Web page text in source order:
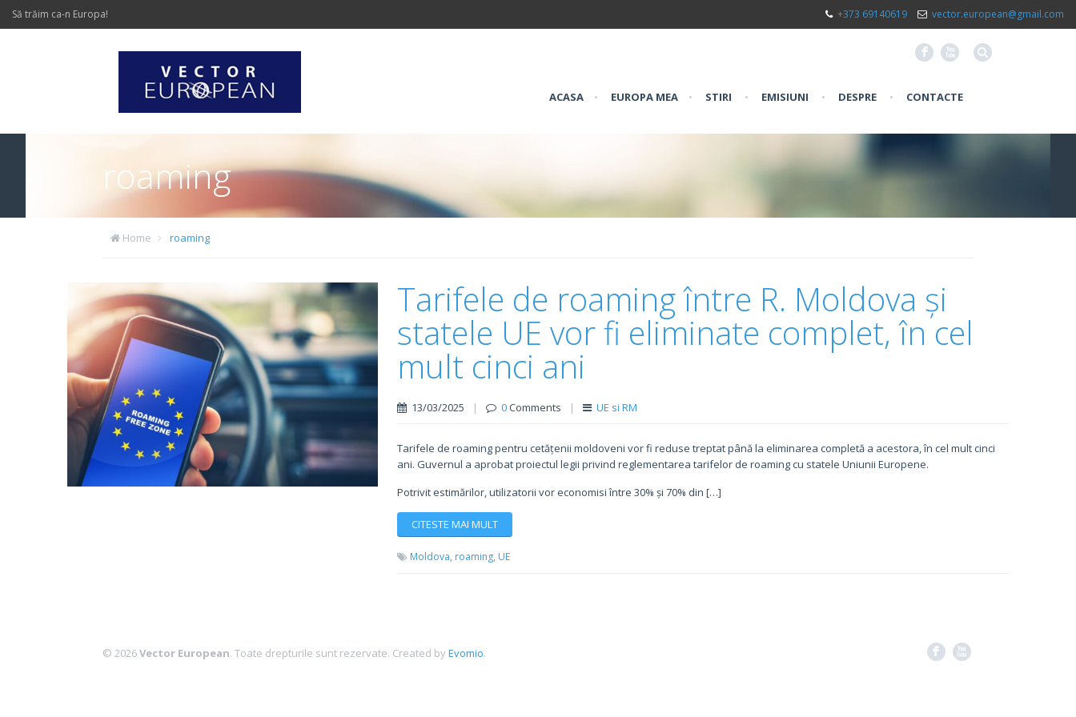
Să trăim ca-n Europa! +373 69140619 vector.european@gmail.com
F X
ACASA • EUROPA MEA • STIRI • EMISIUNI • DESPRE • CONTACTE
roaming
Home roaming
Tarifele de roaming între R. Moldova și
statele UE vor fi eliminate complet, în cel
mult cinci ani
13/03/2025 | 0Comments | UE si RM
Tarifele de roaming pentru cetățenii moldoveni vor fi reduse treptat până la eliminarea completă a acestora, în cel mult cinci
ani. Guvernul a aprobat proiectul legii privind reglementarea tarifelor de roaming cu statele Uniunii Europene.
Potrivit estimărilor, utilizatorii vor economisi între 30% și 70% din […]
CITESTE MAI MULT
Moldova, roaming, UE
© 2026Vector European. Toate drepturile sunt rezervate. Created byEvomio. F X